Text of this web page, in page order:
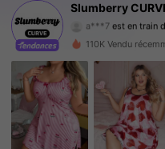
Slumberry
est en train
4.85
10K
4.85 10K Suiveurs
4.85 10K Suiveurs
10K Suiveurs
110K Vendu